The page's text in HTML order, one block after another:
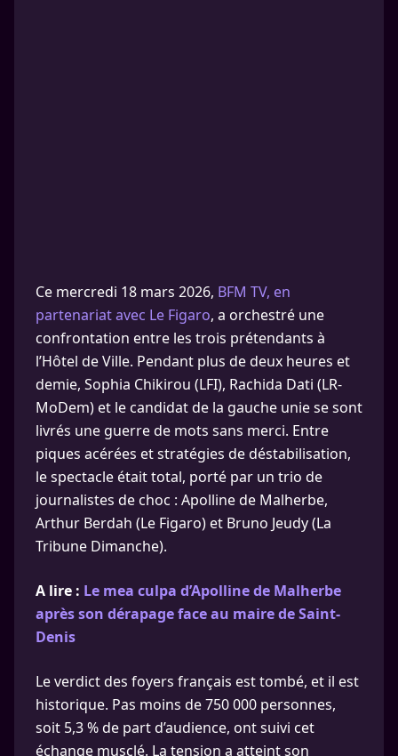
Ce mercredi 18 mars 2026, BFM TV, en
partenariat avec Le Figaro, a orchestré une
confrontation entre les trois prétendants à
l’Hôtel de Ville. Pendant plus de deux heures et
demie, Sophia Chikirou (LFI), Rachida Dati (LR-
MoDem) et le candidat de la gauche unie se sont
livrés une guerre de mots sans merci. Entre
piques acérées et stratégies de déstabilisation,
le spectacle était total, porté par un trio de
journalistes de choc : Apolline de Malherbe,
Arthur Berdah (Le Figaro) et Bruno Jeudy (La
Tribune Dimanche).
A lire : Le mea culpa d’Apolline de Malherbe
après son dérapage face au maire de Saint-
Denis
Le verdict des foyers français est tombé, et il est
historique. Pas moins de 750 000 personnes,
soit 5,3 % de part d’audience, ont suivi cet
échange musclé. La tension a atteint son